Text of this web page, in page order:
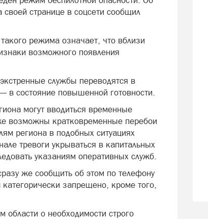
странице в соцсети сообщил
режима означает, что вблизи
возможного появления
службы переводятся в
в состояние повышенной готовности.
могут вводиться временные
возможны кратковременные перебои
региона в подобных ситуациях
тревоги укрываться в капитальных
указаниям оперативных служб.
же сообщить об этом по телефону
запрещено, кроме того,
о необходимости строго